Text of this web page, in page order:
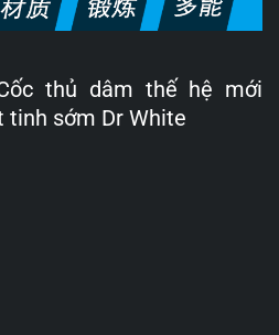
thủ dâm thế hệ mới
tinh sớm Dr White